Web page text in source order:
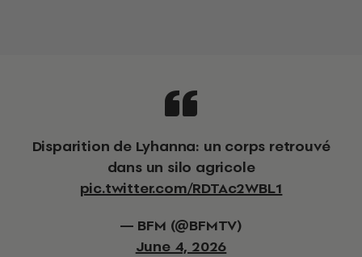
Disparition de Lyhanna: un corps retrouvé
dans un silo agricole
pic.twitter.com/RDTAc2WBL1
— BFM (@BFMTV)
June 4, 2026